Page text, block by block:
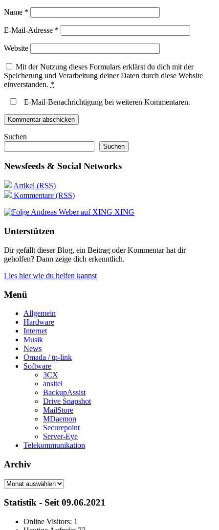
Name *
E-Mail-Adresse *
Website
Mit der Nutzung dieses Formulars erklärst du dich mit der
Speicherung und Verarbeitung deiner Daten durch diese Website
einverstanden. *
E-Mail-Benachrichtigung bei weiteren Kommentaren.
Suchen
Suchen
Newsfeeds & Social Networks
Artikel (RSS)
Kommentare (RSS)
XING
Unterstützen
Dir gefällt dieser Blog, ein Beitrag oder Kommentar hat dir
geholfen? Dann zeige dich erkenntlich.
Lies hier wie du helfen kannst
Menü
Allgemein
Hardware
Internet
Musik
News
Omada / tp-link
Software
3CX
ansitel
BackupAssist
Drive Snapshot
MailStore
MDaemon
Securepoint
Server-Eye
Telekommunikation
Archiv
Archiv
Statistik - Seit 09.06.2021
Online Visitors: 1